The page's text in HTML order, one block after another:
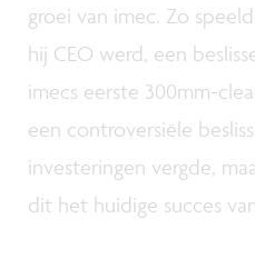
groei van imec. Zo
hij CEO werd, een
imecs eerste 300mm-
een controversiële
investeringen vergde,
dit het huidige succes